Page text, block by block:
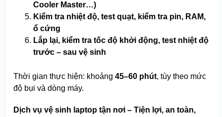
Cooler Master…)
Kiểm tra nhiệt độ, test quạt, kiểm tra pin, RAM,
ổ cứng
Lắp lại, kiểm tra tốc độ khởi động, test nhiệt độ
trước – sau vệ sinh
Thời gian thực hiện: khoảng 45–60 phút, tùy theo mức
độ bụi và dòng máy.
Dịch vụ vệ sinh laptop tận nơi – Tiện lợi, an toàn,